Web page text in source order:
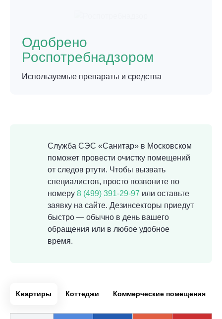
Одобрено
Роспотребнадзором
Используемые препараты и средства
Служба СЭС «Санитар» в Московском
поможет провести очистку помещений
от следов ртути. Чтобы вызвать
специалистов, просто позвоните по
номеру 8 (499) 391-29-97 или оставьте
заявку на сайте. Дезинсекторы приедут
быстро — обычно в день вашего
обращения или в любое удобное
время.
Квартиры Коттеджи Коммерческие помещения